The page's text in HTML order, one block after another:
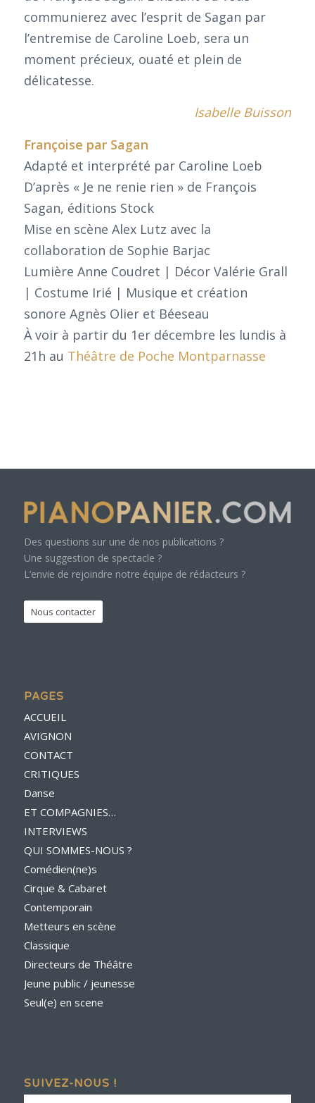
communierez avec l’esprit de Sagan par
l’entremise de Caroline Loeb, sera un
moment précieux, ouaté et plein de
délicatesse.
Isabelle Buisson
Françoise par Sagan
Adapté et interprété par Caroline Loeb
D’après « Je ne renie rien » de François
Sagan, éditions Stock
Mise en scène Alex Lutz avec la
collaboration de Sophie Barjac
Lumière Anne Coudret | Décor Valérie Grall
| Costume Irié | Musique et création
sonore Agnès Olier et Béeseau
À voir à partir du 1er décembre les lundis à
21h au Théâtre de Poche Montparnasse
Des questions sur une de nos publications ?
Une suggestion de spectacle ?
L’envie de rejoindre notre équipe de rédacteurs ?
Nous contacter
PAGES
ACCUEIL
AVIGNON
CONTACT
CRITIQUES
Danse
ET COMPAGNIES…
INTERVIEWS
QUI SOMMES-NOUS ?
Comédien(ne)s
Cirque & Cabaret
Contemporain
Metteurs en scène
Classique
Directeurs de Théâtre
Jeune public / jeunesse
Seul(e) en scene
SUIVEZ-NOUS !